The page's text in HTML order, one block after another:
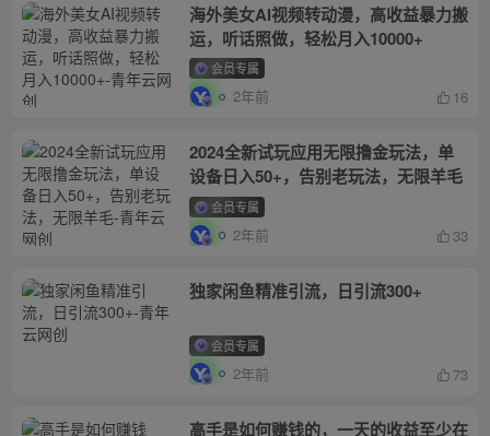
海外美女AI视频转动漫，高收益暴力搬
运，听话照做，轻松月入10000+
会员专属
2年前 16
2024全新试玩应用无限撸金玩法，单
设备日入50+，告别老玩法，无限羊毛
会员专属
2年前 33
独家闲鱼精准引流，日引流300+
会员专属
2年前 73
高手是如何赚钱的，一天的收益至少在